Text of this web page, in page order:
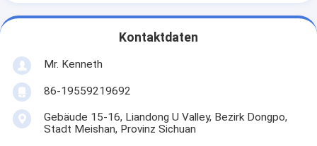
Kontaktdaten
Mr. Kenneth
86-19559219692
Gebäude 15-16, Liandong U Valley, Bezirk Dongpo,
Stadt Meishan, Provinz Sichuan